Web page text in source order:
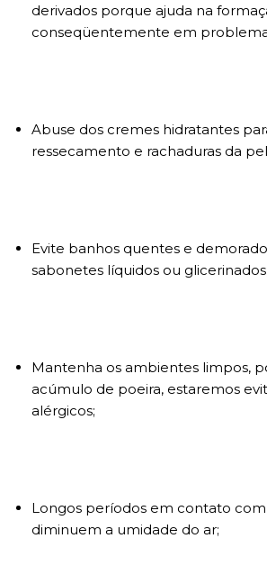
derivados porque ajuda na
conseqüentemente em
Abuse dos cremes hidratantes
ressecamento e rachaduras da
Evite banhos quentes e
sabonetes líquidos ou glicerinados;
Mantenha os ambientes limpos,
acúmulo de poeira, estaremos
alérgicos;
Longos períodos em contato
diminuem a umidade do ar;